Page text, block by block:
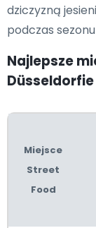
dziczyzną
podczas
Najlepsze
Düsseldorfie
Miejsce
Street
Food